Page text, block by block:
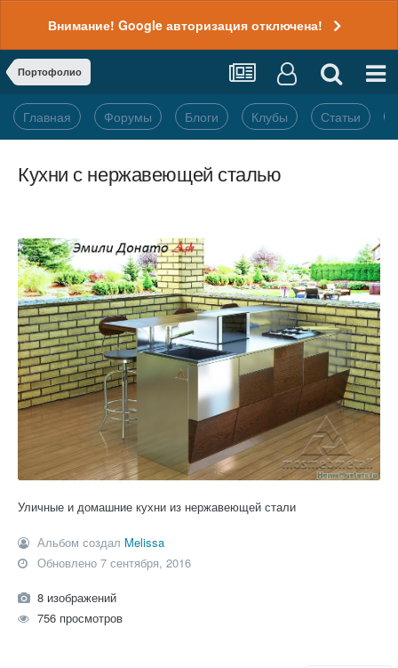
Внимание! Google авторизация отключена!
Портофолио
Главная Форумы Блоги Клубы Статьи
Кухни с нержавеющей сталью
Уличные и домашние кухни из нержавеющей стали
Альбом создал Melissa
Обновлено7 сентября, 2016
8 изображений
756 просмотров